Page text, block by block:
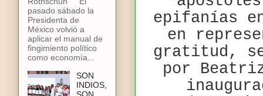
epifanías
en
gratitud,
por
pasado sábado la
Presidenta de
México volvió a
aplicar el manual de
fingimiento político
como economía...
SON
INDIOS,